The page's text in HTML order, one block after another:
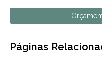
Páginas